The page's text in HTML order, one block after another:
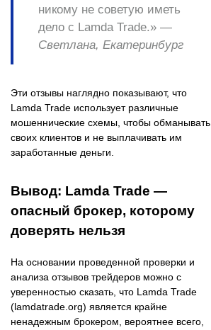
никому не советую иметь
дело с Lamda Trade.» —
Светлана, Екатеринбург
Эти отзывы наглядно показывают, что
Lamda Trade использует различные
мошеннические схемы, чтобы обманывать
своих клиентов и не выплачивать им
заработанные деньги.
Вывод: Lamda Trade —
опасный брокер, которому
доверять нельзя
На основании проведенной проверки и
анализа отзывов трейдеров можно с
уверенностью сказать, что Lamda Trade
(lamdatrade.org) является крайне
ненадежным брокером, вероятнее всего,